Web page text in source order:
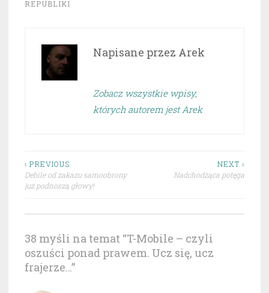
REPUBLIKI
Napisane przez Arek
Zobacz wszystkie wpisy,
których autorem jest Arek
Nawigacja
wpisu
‹ PREVIOUS
Debile od zakazu samoobrony
już podnoszą głowy!
NEXT ›
Nadchodząca potęga
38 myśli na temat “T-Mobile – czyli
oszuści ponad prawem. Ucz się, ucz
frajerze…”